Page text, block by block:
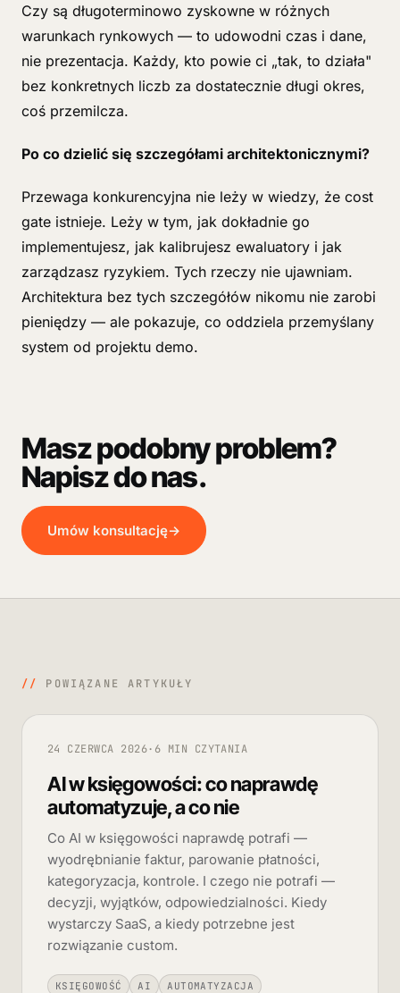
Czy są długoterminowo zyskowne w różnych
warunkach rynkowych — to udowodni czas i dane,
nie prezentacja. Każdy, kto powie ci „tak, to działa"
bez konkretnych liczb za dostatecznie długi okres,
coś przemilcza.
Po co dzielić się szczegółami architektonicznymi?
Przewaga konkurencyjna nie leży w wiedzy, że cost
gate istnieje. Leży w tym, jak dokładnie go
implementujesz, jak kalibrujesz ewaluatory i jak
zarządzasz ryzykiem. Tych rzeczy nie ujawniam.
Architektura bez tych szczegółów nikomu nie zarobi
pieniędzy — ale pokazuje, co oddziela przemyślany
system od projektu demo.
Masz podobny problem?
Napisz do nas.
Umów konsultację→
// POWIĄZANE ARTYKUŁY
24 CZERWCA 2026· 6 MIN CZYTANIA
AI w księgowości: co naprawdę
automatyzuje, a co nie
Co AI w księgowości naprawdę potrafi —
wyodrębnianie faktur, parowanie płatności,
kategoryzacja, kontrole. I czego nie potrafi —
decyzji, wyjątków, odpowiedzialności. Kiedy
wystarczy SaaS, a kiedy potrzebne jest
rozwiązanie custom.
KSIĘGOWOŚĆ AI AUTOMATYZACJA